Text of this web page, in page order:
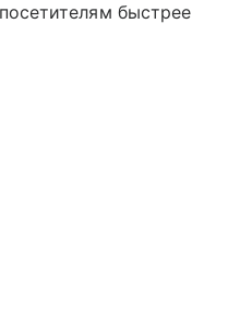
быстрее